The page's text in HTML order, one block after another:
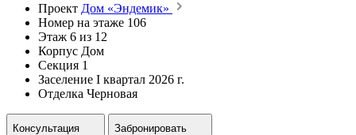
Проект Дом «Эндемик»
Номер на этаже 106
Этаж 6 из 12
Корпус Дом
Секция 1
Заселение I квартал 2026 г.
Отделка Черновая
Консультация
Забронировать